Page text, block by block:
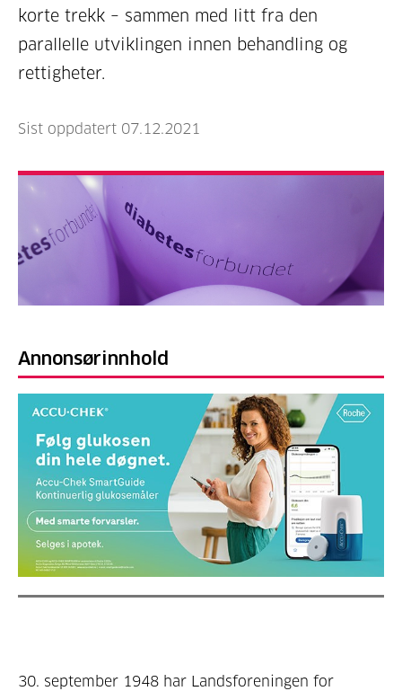
korte trekk – sammen med litt fra den
parallelle utviklingen innen behandling og
rettigheter.
Sist oppdatert 07.12.2021
Annonsørinnhold
30. september 1948 har Landsforeningen for